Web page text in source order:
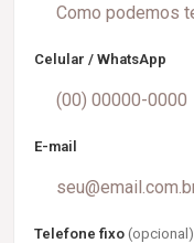
Celular / WhatsApp
E-mail
Telefone fixo (opcional)